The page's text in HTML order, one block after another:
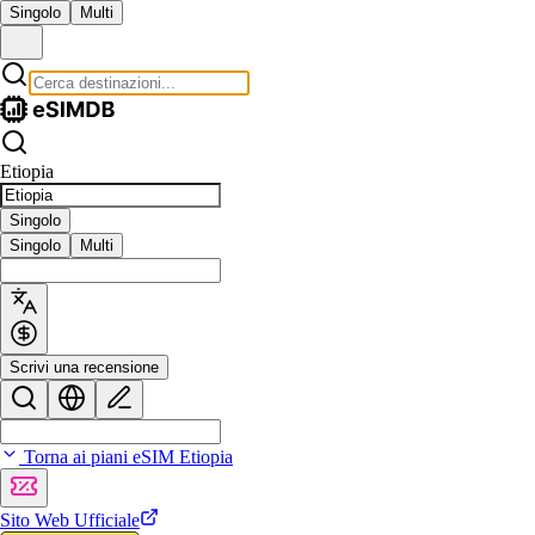
Singolo Multi
Etiopia
Singolo
Singolo
Multi
Scrivi una recensione
Torna ai piani eSIM Etiopia
Sito Web Ufficiale